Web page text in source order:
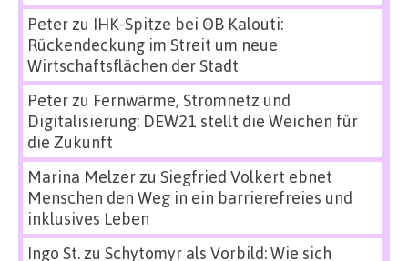
Peterzu IHK-Spitze bei OB Kalouti:
Rückendeckung im Streit um neue
Wirtschaftsflächen der Stadt
Peterzu Fernwärme, Stromnetz und
Digitalisierung: DEW21 stellt die Weichen für
die Zukunft
Marina Melzerzu Siegfried Volkert ebnet
Menschen den Weg in ein barrierefreies und
inklusives Leben
Ingo St.zu Schytomyr als Vorbild: Wie sich